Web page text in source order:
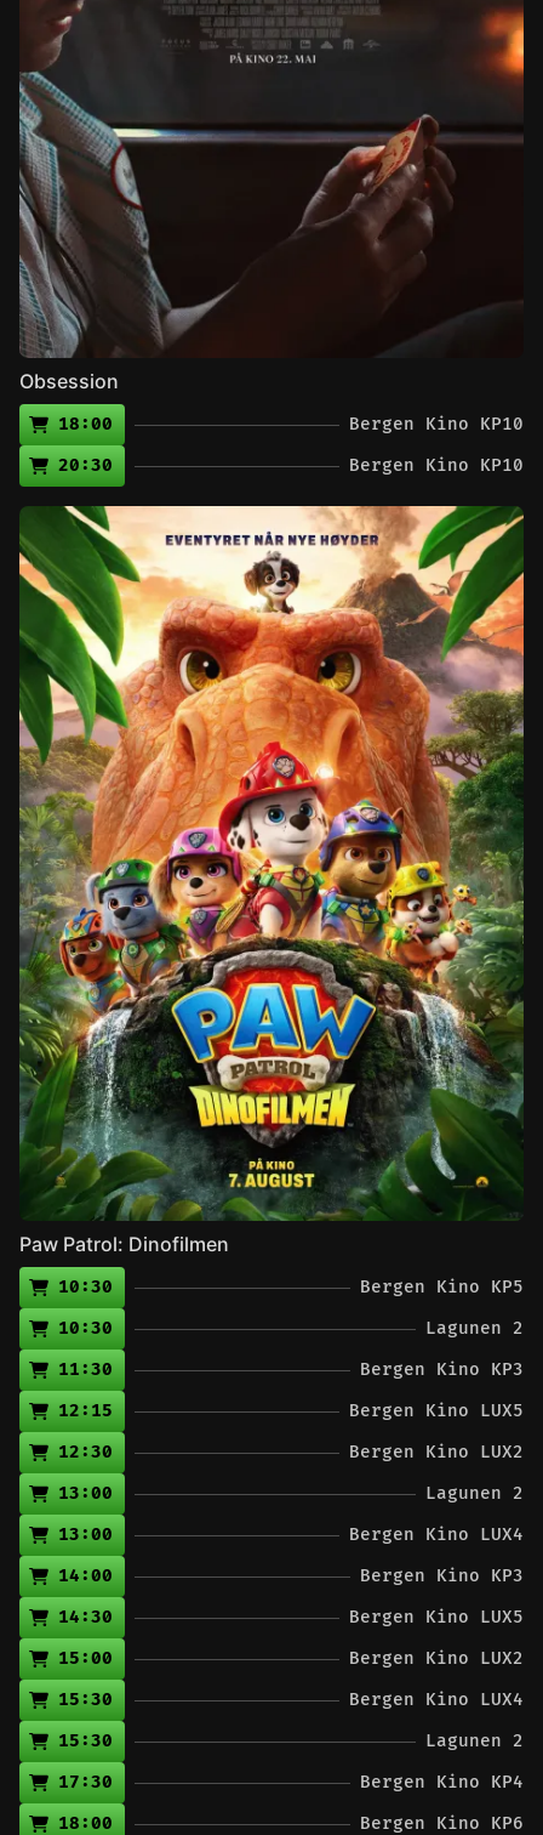
Obsession
18:00
Bergen Kino KP10
20:30
Bergen Kino KP10
Paw Patrol: Dinofilmen
10:30
Bergen Kino KP5
10:30
Lagunen 2
11:30
Bergen Kino KP3
12:15
Bergen Kino LUX5
12:30
Bergen Kino LUX2
13:00
Lagunen 2
13:00
Bergen Kino LUX4
14:00
Bergen Kino KP3
14:30
Bergen Kino LUX5
15:00
Bergen Kino LUX2
15:30
Bergen Kino LUX4
15:30
Lagunen 2
17:30
Bergen Kino KP4
18:00
Bergen Kino KP6